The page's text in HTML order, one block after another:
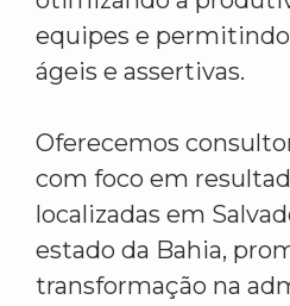
equipes e
ágeis e assertivas.
Oferecemos
com foco em
localizadas em
estado da Bahia,
transformação na